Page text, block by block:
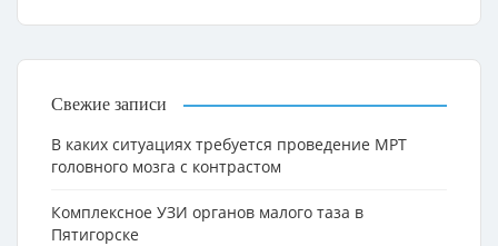
Свежие записи
В каких ситуациях требуется проведение МРТ
головного мозга с контрастом
Комплексное УЗИ органов малого таза в
Пятигорске